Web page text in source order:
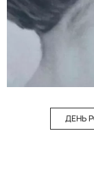
ДЕНЬ